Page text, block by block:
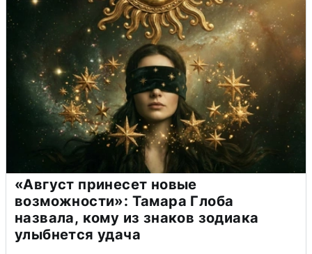
«Август принесет новые
возможности»: Тамара Глоба
назвала, кому из знаков зодиака
улыбнется удача